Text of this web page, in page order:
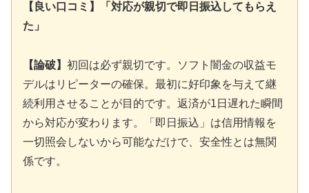
【良い口コミ】「対応が親切で即日振込してもらえ
た」
【論破】 初回は必ず親切です。ソフト闇金の収益モ
デルはリピーターの確保。最初に好印象を与えて継
続利用させることが目的です。返済が1日遅れた瞬間
から対応が変わります。「即日振込」は信用情報を
一切照会しないから可能なだけで、安全性とは無関
係です。